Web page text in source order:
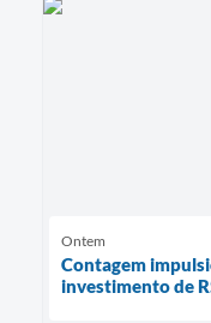
Ontem
Contagem
investimento de